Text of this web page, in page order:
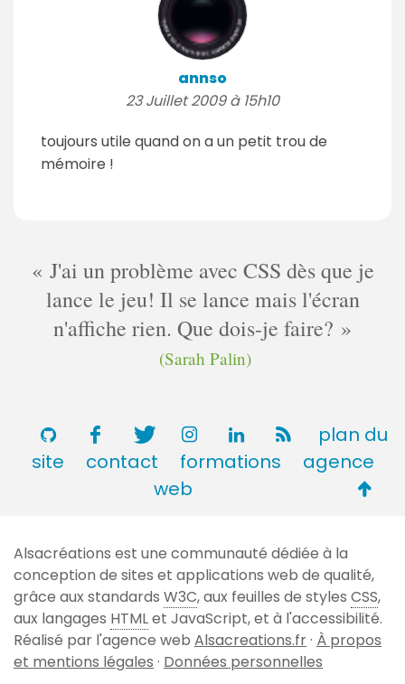
annso
23 Juillet 2009 à 15h10
toujours utile quand on a un petit trou de
mémoire !
J'ai un problème avec CSS dès que je
lance le jeu! Il se lance mais l'écran
n'affiche rien. Que dois-je faire?
(Sarah Palin)
plan du
site
contact formations
agence
web
de
page
Alsacréations est une communauté dédiée à la
conception de sites et applications web de qualité,
grâce aux standards W3C, aux feuilles de styles CSS,
aux langages HTMLet JavaScript, et à l'accessibilité.
Réalisé par l'agence web Alsacreations.fr· À propos
et mentions légales · Données personnelles